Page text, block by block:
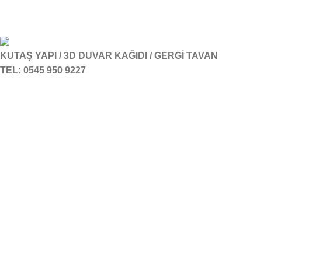
KUTAŞ YAPI / 3D DUVAR KAĞIDI / GERGİ TAVAN
TEL: 0545 950 9227